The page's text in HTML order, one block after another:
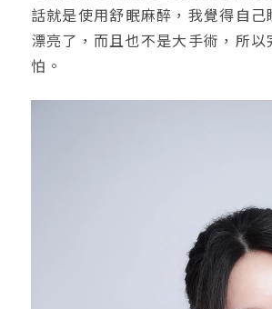
話就是使用舒眠麻醉，我覺得自己
漂亮了，而且也不是大手術，所以
怕。